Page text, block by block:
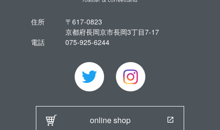
住所
〒617-0823
京都府長岡京市長岡3丁目7-17
電話
075-925-6244
online shop